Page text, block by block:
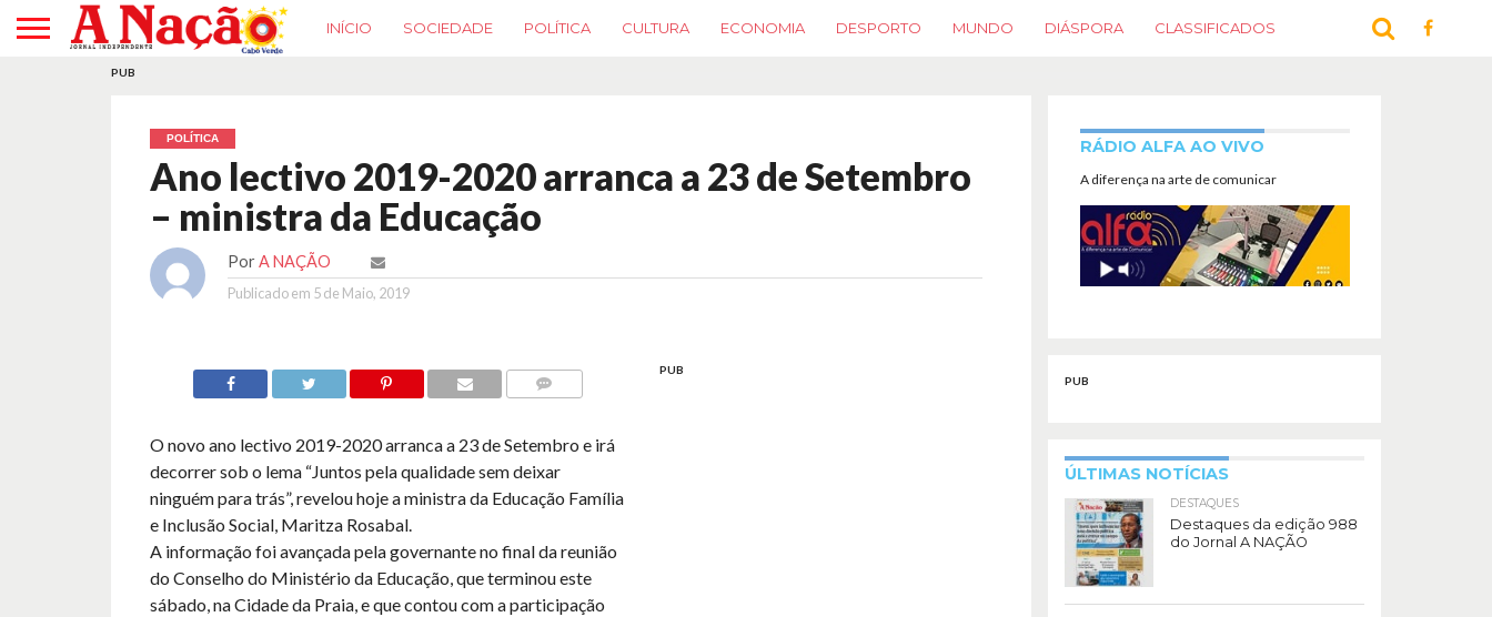
INÍCIO SOCIEDADE POLÍTICA CULTURA ECONOMIA DESPORTO MUNDO DIÁSPORA CLASSIFICADOS
PUB
POLÍTICA
Ano lectivo 2019-2020 arranca a 23 de Setembro
– ministra da Educação
Por A NAÇÃO
Publicado em 5 de Maio, 2019
O novo ano lectivo 2019-2020 arranca a 23 de Setembro e irá
decorrer sob o lema “Juntos pela qualidade sem deixar
ninguém para trás”, revelou hoje a ministra da Educação Família
e Inclusão Social, Maritza Rosabal.
A informação foi avançada pela governante no final da reunião
do Conselho do Ministério da Educação, que terminou este
sábado, na Cidade da Praia, e que contou com a participação
PUB
RÁDIO ALFA AO VIVO
A diferença na arte de comunicar
PUB
ÚLTIMAS NOTÍCIAS
DESTAQUES
Destaques da edição 988
do Jornal A NAÇÃO